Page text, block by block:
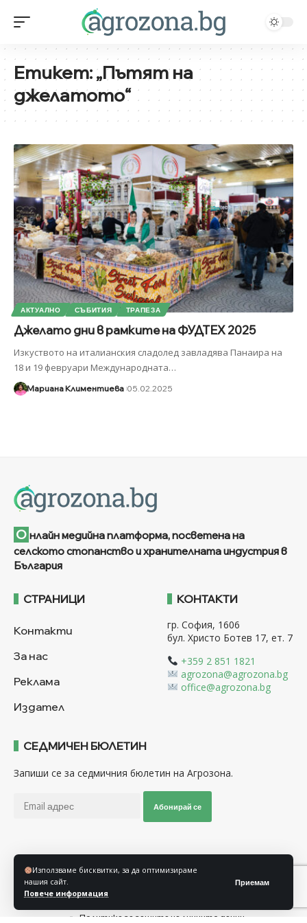
Използваме бисквитки, за да оптимизираме
нашия сайт.
Повече информация
Приемам
Етикет:„Пътят на
джелатото“
АКТУАЛНО СЪБИТИЯ ТРАПЕЗА
Джелато дни в рамките на ФУДТЕХ 2025
Изкуството на италианския сладолед завладява Панаира на
18 и 19 февруари Международната…
Мариана Климентиева 05.02.2025
О нлайн медийна платформа, посветена на
селското стопанство и хранителната индустрия в
България
СТРАНИЦИ
Контакти
За нас
Реклама
Издател
КОНТАКТИ
гр. София, 1606
бул. Христо Ботев 17, ет. 7
+359 2 851 1821
agrozona@agrozona.bg
office@agrozona.bg
СЕДМИЧЕН БЮЛЕТИН
Запиши се за седмичния бюлетин на Агрозона.
Абонирай се
Общи условия
Политика за защита на личните данни